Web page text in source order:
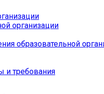
организации
образовательной
и требования